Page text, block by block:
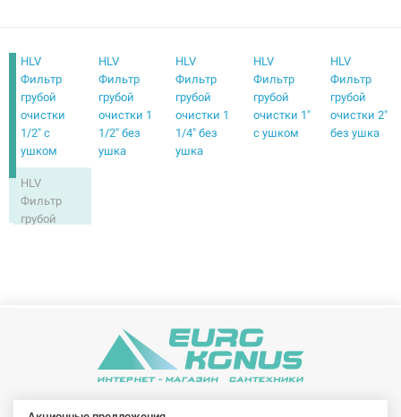
HLV
Фильтр
грубой
очистки
1/2" с
ушком
HLV
Фильтр
грубой
очистки 1
1/2" без
ушка
HLV
Фильтр
грубой
очистки 1
1/4" без
ушка
HLV
Фильтр
грубой
очистки 1"
с ушком
HLV
Фильтр
грубой
очистки 2"
без ушка
HLV
Фильтр
грубой